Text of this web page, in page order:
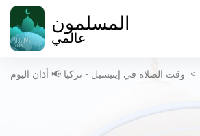
المسلمون
عالمي
> وقت الصلاة في إينيسيل - تركيا 📢 أذان اليوم